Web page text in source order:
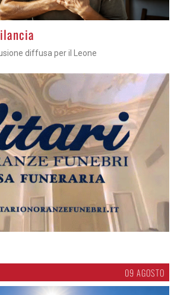
diffusa per il Leone
09 AGOSTO